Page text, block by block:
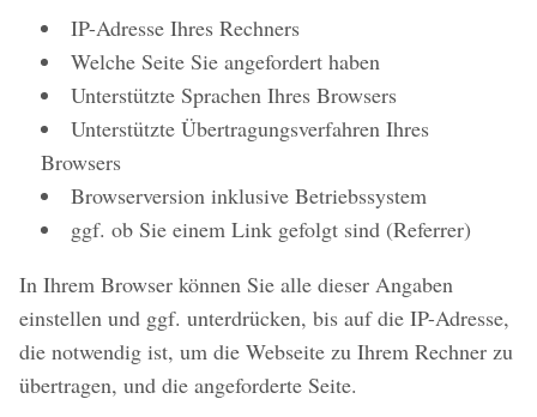
IP-Adresse Ihres Rechners
Welche Seite Sie angefordert haben
Unterstützte Sprachen Ihres Browsers
Unterstützte Übertragungsverfahren Ihres
Browsers
Browserversion inklusive Betriebssystem
ggf. ob Sie einem Link gefolgt sind (Referrer)
In Ihrem Browser können Sie alle dieser Angaben
einstellen und ggf. unterdrücken, bis auf die IP-Adresse,
die notwendig ist, um die Webseite zu Ihrem Rechner zu
übertragen, und die angeforderte Seite.